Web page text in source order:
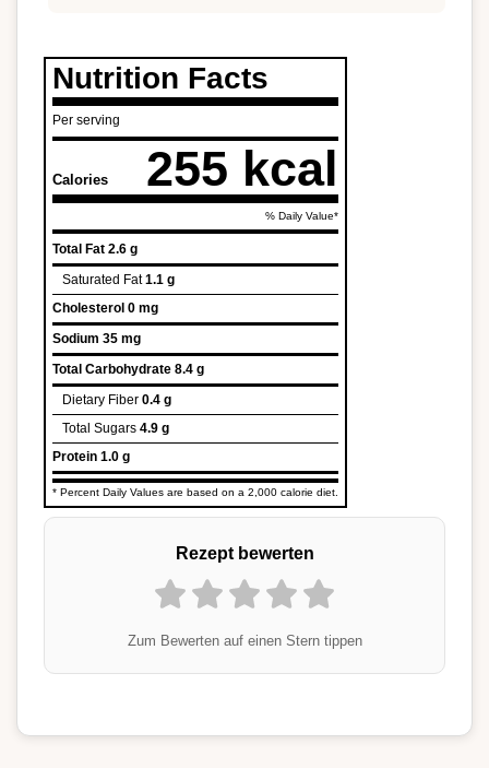
Nutrition Facts
Per serving
Calories 255 kcal
% Daily Value*
Total Fat 2.6 g
Saturated Fat1.1 g
Cholesterol 0 mg
Sodium 35 mg
Total Carbohydrate 8.4 g
Dietary Fiber 0.4 g
Total Sugars 4.9 g
Protein 1.0 g
* Percent Daily Values are based on a 2,000 calorie diet.
Rezept bewerten
Zum Bewerten auf einen Stern tippen